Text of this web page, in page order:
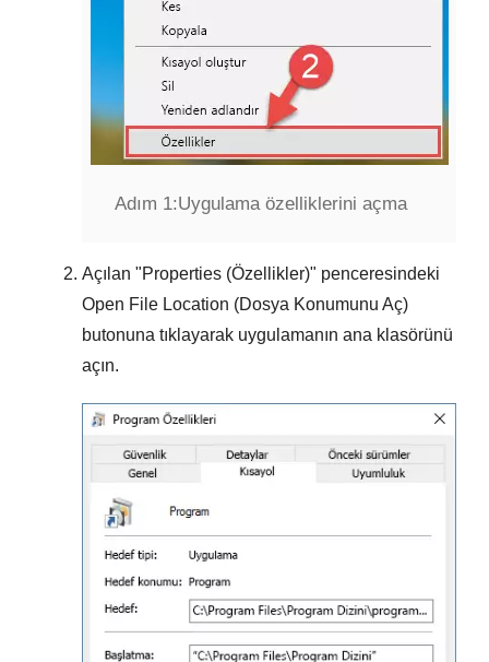
Adım 1:Uygulama özelliklerini açma
Açılan "Properties (Özellikler)" penceresindeki
Open File Location (Dosya Konumunu Aç)
butonuna tıklayarak uygulamanın ana klasörünü
açın.